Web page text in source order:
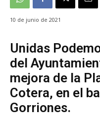
10 de junio de 2021
Unidas
del
mejora de la
Cotera, en el
Gorriones.